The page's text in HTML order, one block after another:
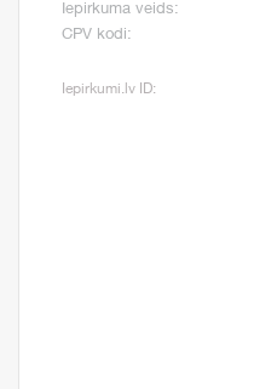
Iepirkuma veids:
CPV kodi:
Iepirkumi.lv ID: